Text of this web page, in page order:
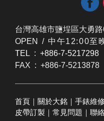
台灣高雄市鹽埕區大勇
OPEN / 中午12:00至
TEL : +886-7-5217298
FAX : +886-7-5213878
首頁 ｜ 關於大銘 ｜ 手錶維修
皮帶訂製 ｜ 常見問題 ｜ 聯